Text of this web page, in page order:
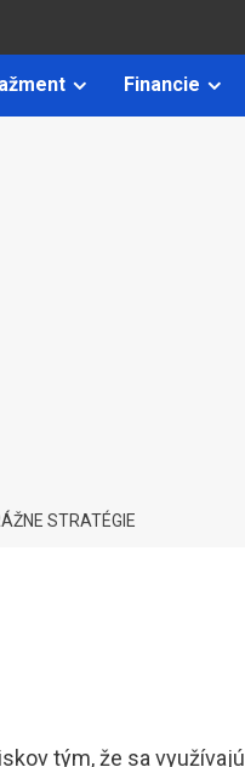
Financie
STRATÉGIE
tým, že sa využívajú